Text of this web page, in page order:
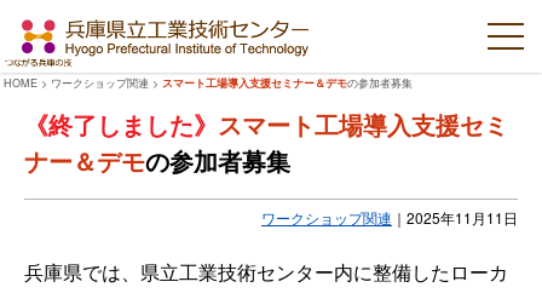
HOME > ワークショップ関連 > スマート工場導入支援セミナー＆デモの参加者募集
スマート工場導入支援セミ
ナー＆デモの参加者募集
ワークショップ関連 ｜ 2025年11月11日
兵庫県では、県立工業技術センター内に整備したローカ